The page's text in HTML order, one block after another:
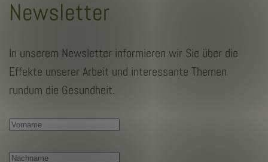
Newsletter
In unserem Newsletter informieren wir Sie über die
Effekte unserer Arbeit und interessante Themen
rundum die Gesundheit.